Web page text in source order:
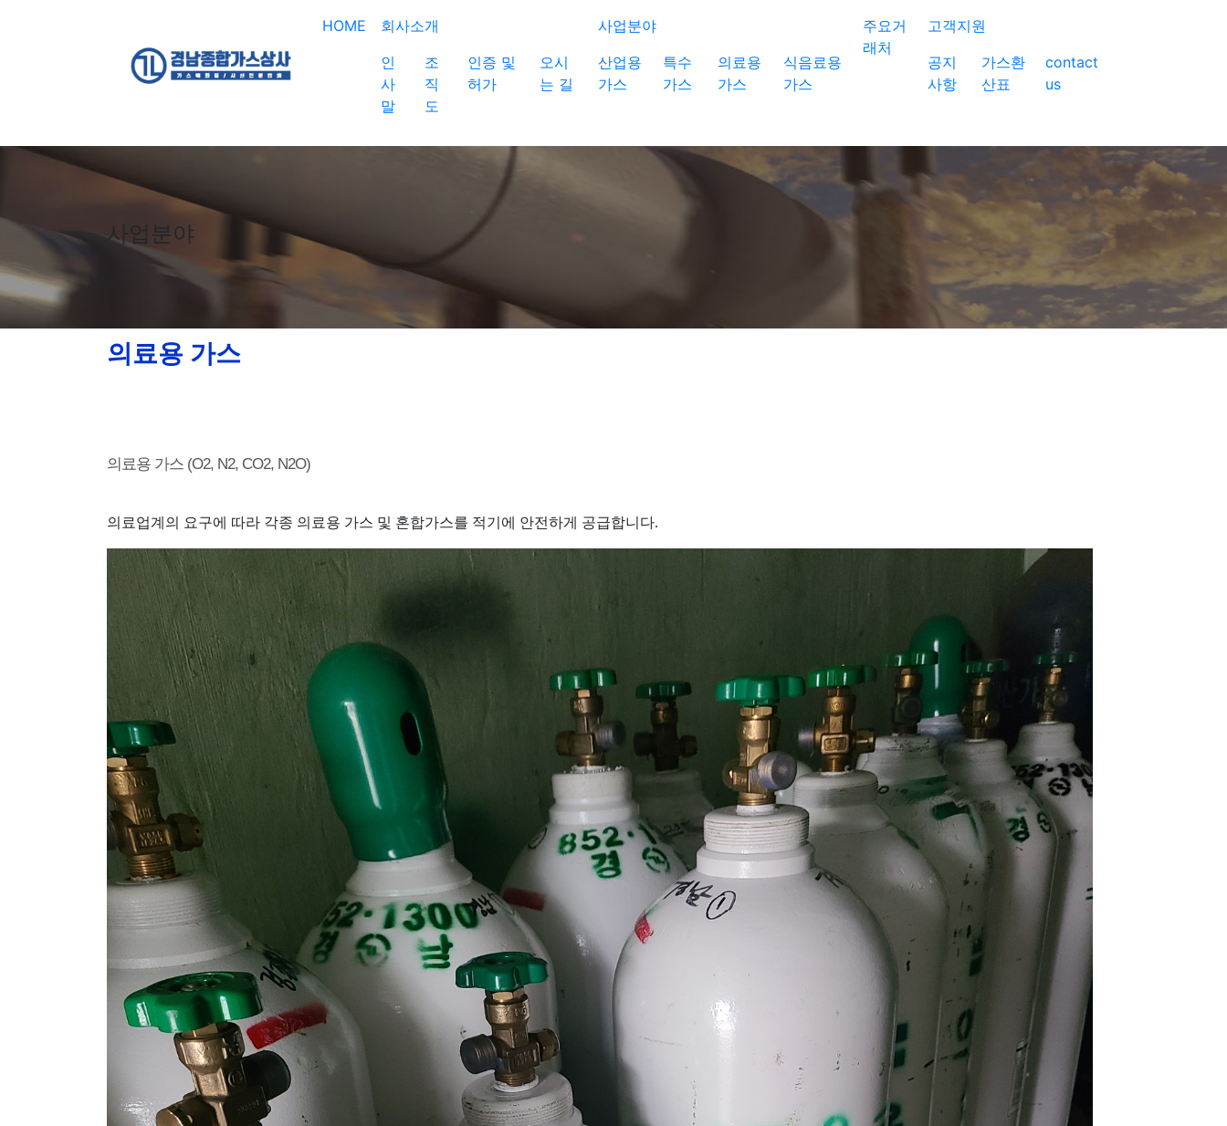
HOME
회사소개
인
사
말
조
직
도
인증 및
허가
오시
는 길
사업분야
산업용
가스
특수
가스
의료용
가스
식음료용
가스
주요거
래처
고객지원
공지
사항
가스환
산표
contact
us
사업분야
의료용 가스
의료용 가스 (O2, N2, CO2, N2O)
의료업계의 요구에 따라 각종 의료용 가스 및 혼합가스를 적기에 안전하게 공급합니다.